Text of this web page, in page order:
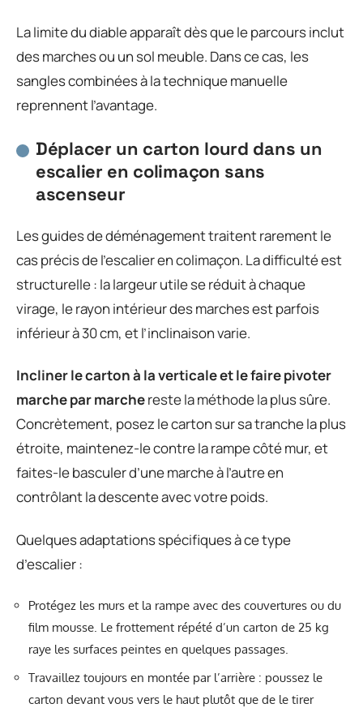
La limite du diable apparaît dès que le parcours inclut
des marches ou un sol meuble. Dans ce cas, les
sangles combinées à la technique manuelle
reprennent l’avantage.
Déplacer un carton lourd dans un
escalier en colimaçon sans
ascenseur
Les guides de déménagement traitent rarement le
cas précis de l’escalier en colimaçon. La difficulté est
structurelle : la largeur utile se réduit à chaque
virage, le rayon intérieur des marches est parfois
inférieur à 30 cm, et l’inclinaison varie.
Incliner le carton à la verticale et le faire pivoter
marche par marchereste la méthode la plus sûre.
Concrètement, posez le carton sur sa tranche la plus
étroite, maintenez-le contre la rampe côté mur, et
faites-le basculer d’une marche à l’autre en
contrôlant la descente avec votre poids.
Quelques adaptations spécifiques à ce type
d’escalier :
Protégez les murs et la rampe avec des couvertures ou du
film mousse. Le frottement répété d’un carton de 25 kg
raye les surfaces peintes en quelques passages.
Travaillez toujours en montée par l’arrière : poussez le
carton devant vous vers le haut plutôt que de le tirer